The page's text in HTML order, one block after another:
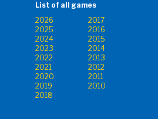
List of all games
2026
2017
2025
2016
2024
2015
2023
2014
2022
2013
2021
2012
2020
2011
2019
2010
2018